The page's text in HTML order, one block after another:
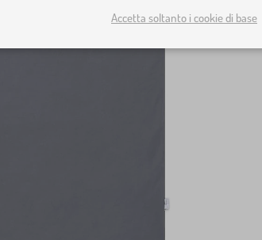
Accetta soltanto i cookie di base